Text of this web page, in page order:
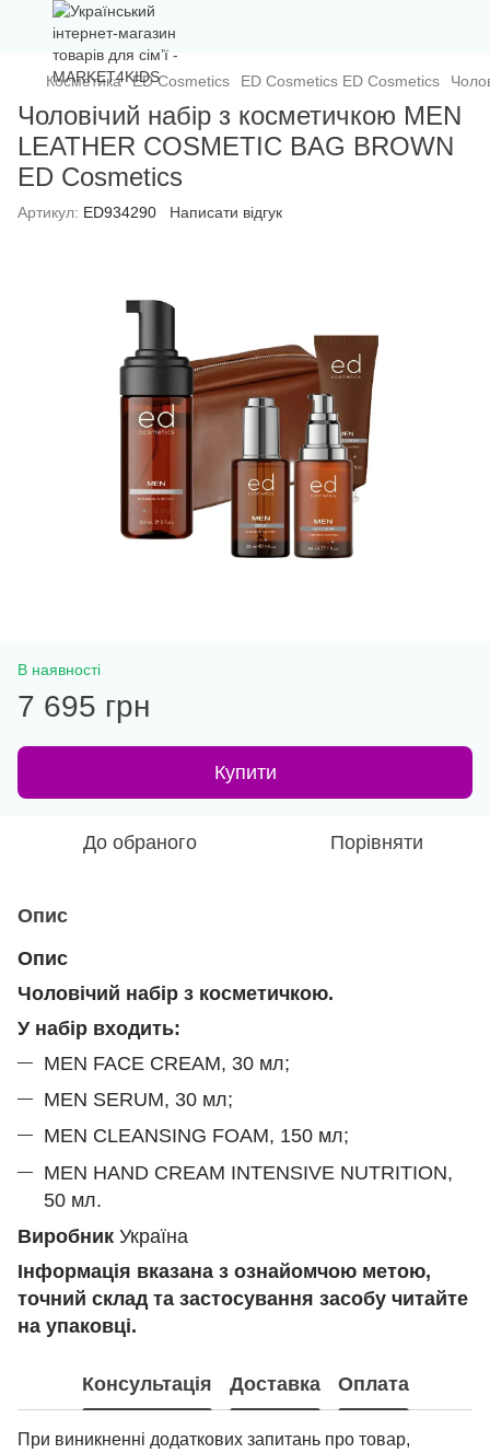
Косметика ED Cosmetics ED Cosmetics ED Cosmetics
Чоловічий набір з косметичкою MEN
LEATHER COSMETIC BAG BROWN
ED Cosmetics
Артикул: ED934290 Написати відгук
В наявності
7 695 грн
Купити
До обраного Порівняти
Опис
Опис
Чоловічий набір з косметичкою.
У набір входить:
MEN FACE CREAM, 30 мл;
MEN SERUM, 30 мл;
MEN CLEANSING FOAM, 150 мл;
MEN HAND CREAM INTENSIVE NUTRITION,
50 мл.
Виробник Україна
Інформація вказана з ознайомчою метою,
точний склад та застосування засобу читайте
на упаковці.
Консультація Доставка Оплата
При виникненні додаткових запитань про товар,